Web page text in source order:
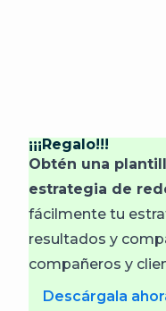
¡¡¡Regalo!!!
Obtén una
estrategia de
fácilmente tu
resultados y
compañeros y
Descárgala